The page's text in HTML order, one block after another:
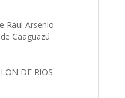
Raul Arsenio
Caaguazú
DE RIOS